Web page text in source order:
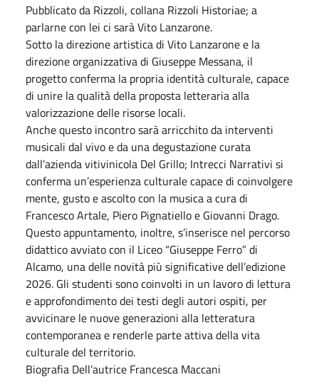
Pubblicato da Rizzoli, collana Rizzoli Historiae; a
parlarne con lei ci sarà Vito Lanzarone.
Sotto la direzione artistica di Vito Lanzarone e la
direzione organizzativa di Giuseppe Messana, il
progetto conferma la propria identità culturale, capace
di unire la qualità della proposta letteraria alla
valorizzazione delle risorse locali.
Anche questo incontro sarà arricchito da interventi
musicali dal vivo e da una degustazione curata
dall’azienda vitivinicola Del Grillo; Intrecci Narrativi si
conferma un’esperienza culturale capace di coinvolgere
mente, gusto e ascolto con la musica a cura di
Francesco Artale, Piero Pignatiello e Giovanni Drago.
Questo appuntamento, inoltre, s’inserisce nel percorso
didattico avviato con il Liceo “Giuseppe Ferro” di
Alcamo, una delle novità più significative dell’edizione
2026. Gli studenti sono coinvolti in un lavoro di lettura
e approfondimento dei testi degli autori ospiti, per
avvicinare le nuove generazioni alla letteratura
contemporanea e renderle parte attiva della vita
culturale del territorio.
Biografia Dell’autrice Francesca Maccani